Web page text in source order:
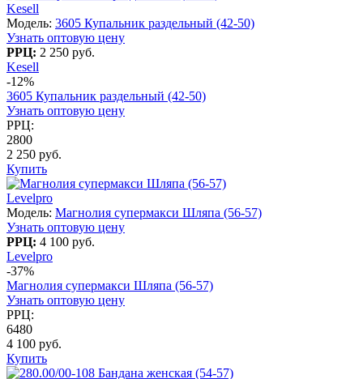
Kesell
Модель: 3605 Купальник раздельный (42-50)
Узнать оптовую цену
РРЦ: 2 250 руб.
Kesell
-12%
3605 Купальник раздельный (42-50)
Узнать оптовую цену
РРЦ:
2800
2 250 руб.
Купить
Levelpro
Модель: Магнолия супермакси Шляпа (56-57)
Узнать оптовую цену
РРЦ: 4 100 руб.
Levelpro
-37%
Магнолия супермакси Шляпа (56-57)
Узнать оптовую цену
РРЦ:
6480
4 100 руб.
Купить